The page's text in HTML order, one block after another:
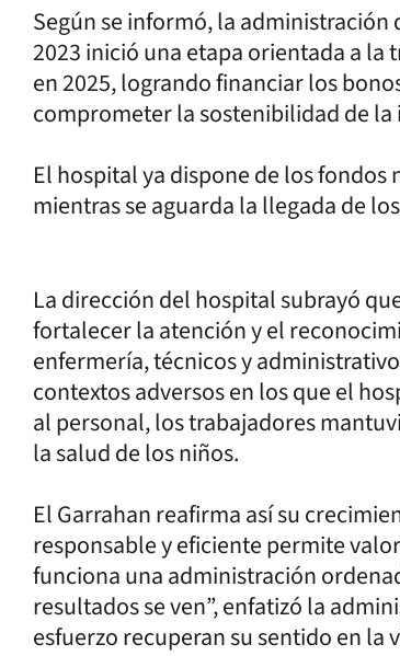
Según se informó, la administración
2023 inició una etapa orientada a la
en 2025, logrando financiar los
comprometer la sostenibilidad de
El hospital ya dispone de los
mientras se aguarda la llegada de
La dirección del hospital subrayó
fortalecer la atención y el
enfermería, técnicos y
contextos adversos en los que el
al personal, los trabajadores
la salud de los niños.
El Garrahan reafirma así su
responsable y eficiente permite
funciona una administración
resultados se ven”, enfatizó la
esfuerzo recuperan su sentido en la